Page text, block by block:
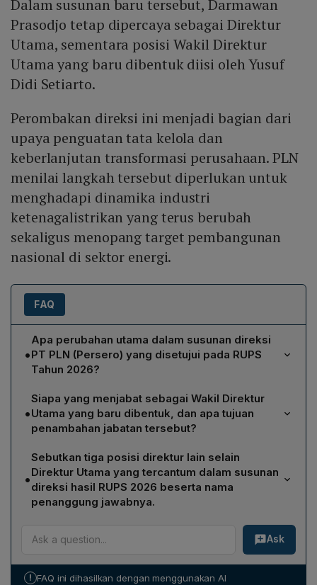
Dalam susunan baru tersebut, Darmawan
Prasodjo tetap dipercaya sebagai Direktur
Utama, sementara posisi Wakil Direktur
Utama yang baru dibentuk diisi oleh Yusuf
Didi Setiarto.
Perombakan direksi ini menjadi bagian dari
upaya penguatan tata kelola dan
keberlanjutan transformasi perusahaan. PLN
menilai langkah tersebut diperlukan untuk
menghadapi dinamika industri
ketenagalistrikan yang terus berubah
sekaligus menopang target pembangunan
nasional di sektor energi.
FAQ
•
Apa perubahan utama dalam susunan direksi
PT PLN (Persero) yang disetujui pada RUPS
Tahun 2026?
RUPS 2026 memutuskan perombakan direksi dengan
menambah jabatan baru Wakil Direktur Utama serta
menegaskan Darmawan Prasodjo tetap sebagai
Direktur Utama. Jabatan Wadirut pertama kali diisi oleh
Yusuf Didi Setiarto, memperkuat tata kelola dan
mendukung agenda transformasi energi.
•
Siapa yang menjabat sebagai Wakil Direktur
Utama yang baru dibentuk, dan apa tujuan
penambahan jabatan tersebut?
Yusuf Didi Setiarto ditunjuk sebagai Wakil Direktur
Utama. Penambahan jabatan ini dimaksudkan
memperkuat kepemimpinan, meningkatkan kemampuan
PLN dalam menghadapi dinamika industri
pembangunan nasional di sektor energi berkelanjutan.
•
Sebutkan tiga posisi direktur lain selain
Direktur Utama yang tercantum dalam susunan
direksi hasil RUPS 2026 beserta nama
penanggung jawabnya.
Direktur Legal dan Manajemen Human Capital dijabat
oleh Nurlely Aman; Direktur Keuangan dipegang oleh
Sulistyo Biantoro; dan Direktur Manajemen Proyek serta
Ask
! FAQ ini dihasilkan dengan menggunakan AI